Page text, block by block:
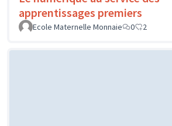
apprentissages premiers
Ecole Maternelle Monnaie
0 2